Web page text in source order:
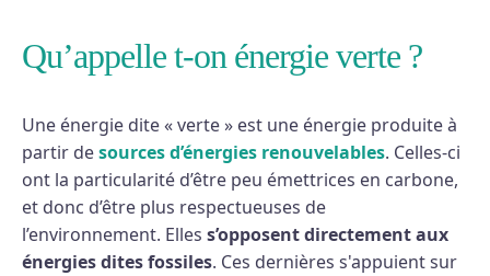
Qu’appelle t-on énergie verte ?
Une énergie dite « verte » est une énergie produite à
partir desources d’énergies renouvelables. Celles-ci
ont la particularité d’être peu émettrices en carbone,
et donc d’être plus respectueuses de
l’environnement. Elles s’opposent directement aux
énergies dites fossiles. Ces dernières s'appuient sur